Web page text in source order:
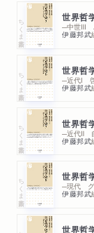
ちくま新書 世界哲
─中世Ⅲ
伊藤邦武
ちくま新書 世界哲
─近代Ⅰ
伊藤邦武
ちくま新書 世界哲
─近代Ⅱ
伊藤邦武
ちくま新書 世界哲
─現代 グ
伊藤邦武
世界哲